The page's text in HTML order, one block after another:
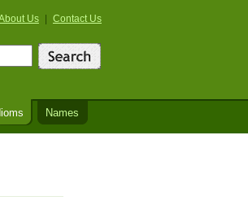
Us Contact Us
Names